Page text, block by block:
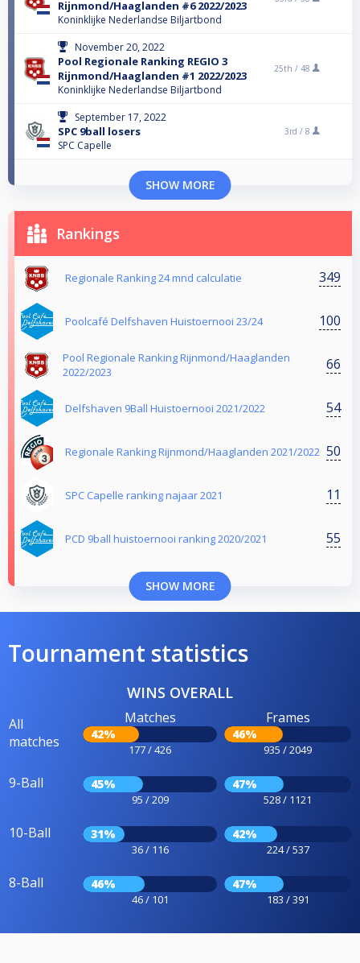
Rijnmond/Haaglanden #6 2022/2023
Koninklijke Nederlandse Biljartbond
November 20, 2022
Pool Regionale Ranking REGIO 3
Rijnmond/Haaglanden #1 2022/2023
Koninklijke Nederlandse Biljartbond
25th / 48
September 17, 2022
SPC 9ball losers
SPC Capelle
3rd / 8
SHOW MORE
Rankings
Regionale Ranking 24 mnd calculatie 349
Poolcafé Delfshaven Huistoernooi 23/24 100
Pool Regionale Ranking Rijnmond/Haaglanden
2022/2023
66
Delfshaven 9Ball Huistoernooi 2021/2022 54
Regionale Ranking Rijnmond/Haaglanden 2021/2022 50
SPC Capelle ranking najaar 2021 11
PCD 9ball huistoernooi ranking 2020/2021 55
SHOW MORE
Tournament statistics
WINS OVERALL
All
matches
Matches
42%
177 / 426
Frames
46%
935 / 2049
9-Ball 45%
95 / 209
47%
528 / 1121
10-Ball 31%
36 / 116
42%
224 / 537
8-Ball 46%
46 / 101
47%
183 / 391